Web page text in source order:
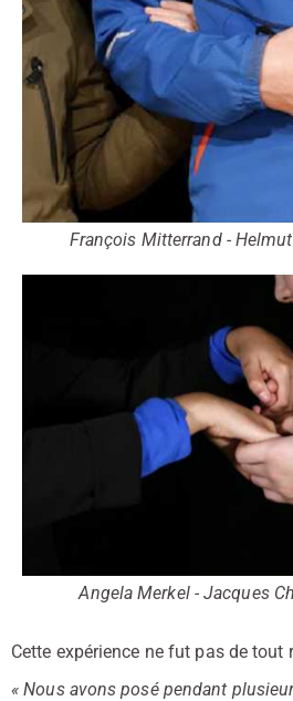
François Mitterrand -
Angela Merkel - Jacques
Cette expérience ne fut pas de tout
« Nous avons posé pendant